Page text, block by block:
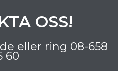
OSS!
eller ring 08-658
60